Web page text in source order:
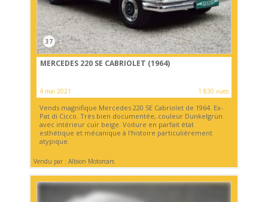
37
MERCEDES 220 SE CABRIOLET (1964)
4 mai 2021 1 830 vues
Vends magnifique Mercedes 220 SE Cabriolet de 1964. Ex-
Pat di Cicco. Très bien documentée, couleur Dunkelgrün
avec intérieur cuir beige. Voiture en parfait état
esthétique et mécanique à l'histoire particulièrement
atypique.
Vendu par : Albion Motorcars